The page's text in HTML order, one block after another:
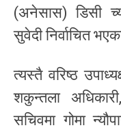
(अनेसास) डिसी
सुवेदी निर्वाचित
त्यस्तै वरिष्ठ
शकुन्तला
सचिवमा गोमा